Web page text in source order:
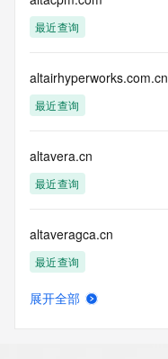
最近查询
altairhyperworks.com.cn
最近查询
altavera.cn
最近查询
altaveragca.cn
最近查询
展开全部